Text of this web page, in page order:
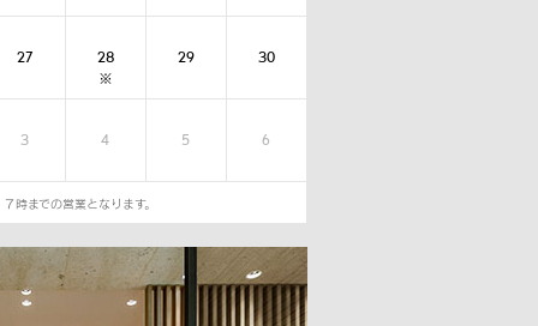
27 28 29 30
3 4 5 6
時までの営業となります。